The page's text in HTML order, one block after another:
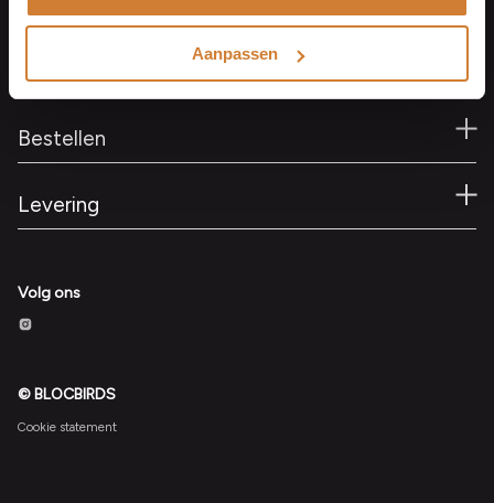
Aanpassen
+31503116996
Bestellen
Levering
Volg ons
© BLOCBIRDS
Cookie statement